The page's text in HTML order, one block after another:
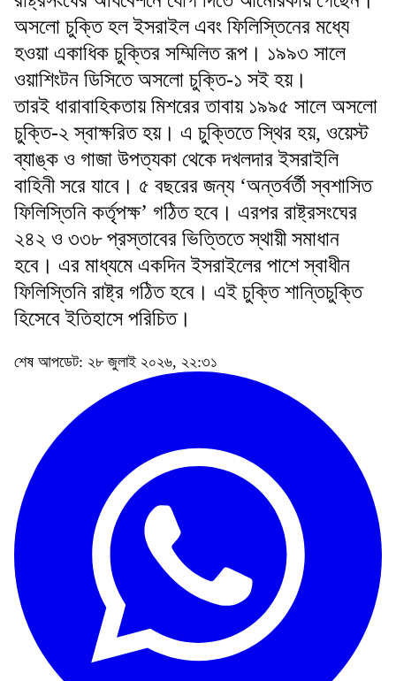
অসলো চুক্তি হল ইসরাইল এবং ফিলিস্তিনের মধ্যে
হওয়া একাধিক চুক্তির সম্মিলিত রূপ। ১৯৯৩ সালে
ওয়াশিংটন ডিসিতে অসলো চুক্তি-১ সই হয়।
তারই ধারাবাহিকতায় মিশরের তাবায় ১৯৯৫ সালে অসলো
চুক্তি-২ স্বাক্ষরিত হয়। এ চুক্তিতে স্থির হয়, ওয়েস্ট
ব্যাঙ্ক ও গাজা উপত্যকা থেকে দখলদার ইসরাইলি
বাহিনী সরে যাবে। ৫ বছরের জন্য ‘অন্তর্বর্তী স্বশাসিত
ফিলিস্তিনি কর্তৃপক্ষ’ গঠিত হবে। এরপর রাষ্ট্রসংঘের
২৪২ ও ৩৩৮ প্রস্তাবের ভিত্তিতে স্থায়ী সমাধান
হবে। এর মাধ্যমে একদিন ইসরাইলের পাশে স্বাধীন
ফিলিস্তিনি রাষ্ট্র গঠিত হবে। এই চুক্তি শান্তিচুক্তি
হিসেবে ইতিহাসে পরিচিত।
শেষ আপডেট: ২৮ জুলাই ২০২৬, ২২:৩১